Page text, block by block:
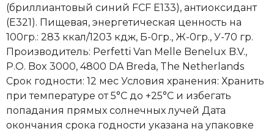
(бриллиантовый синий FCF E133), антиоксидант
(E321). Пищевая, энергетическая ценность на
100гр.: 283 ккал/1203 кдж, Б-0гр., Ж-0гр., У-70 гр.
Производитель: Perfetti Van Melle Benelux B.V.,
P.O. Box 3000, 4800 DA Breda, The Netherlands
Срок годности: 12 мес Условия хранения: Хранить
при температуре от 5°С до +25°С и избегать
попадания прямых солнечных лучей Дата
окончания срока годности указана на упаковке